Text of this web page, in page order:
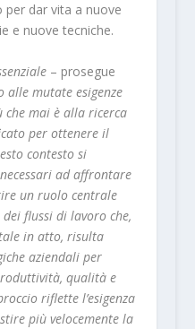
per dar vita a nuove
e nuove tecniche.
– prosegue
mutate esigenze
che mai è alla ricerca
per ottenere il
contesto si
ad affrontare
un ruolo centrale
dei flussi di lavoro che,
in atto, risulta
aziendali per
qualità e
riflette l’esigenza
più velocemente la